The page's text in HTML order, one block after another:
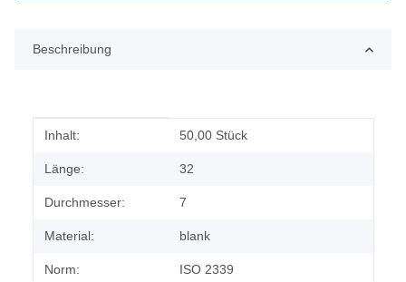
Beschreibung
Produkteigenschaft
Wert
Inhalt: 50,00 Stück
Länge: 32
Durchmesser: 7
Material: blank
Norm: ISO 2339